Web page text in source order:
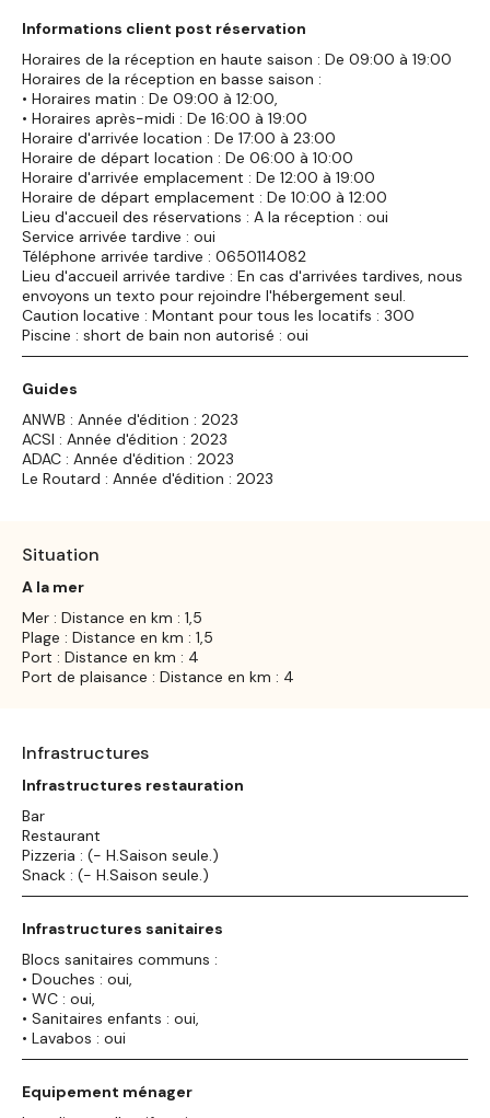
Informations client post réservation
Horaires de la réception en haute saison : De 09:00 à 19:00
Horaires de la réception en basse saison :
• Horaires matin : De 09:00 à 12:00,
• Horaires après-midi : De 16:00 à 19:00
Horaire d'arrivée location : De 17:00 à 23:00
Horaire de départ location : De 06:00 à 10:00
Horaire d'arrivée emplacement : De 12:00 à 19:00
Horaire de départ emplacement : De 10:00 à 12:00
Lieu d'accueil des réservations : A la réception : oui
Service arrivée tardive : oui
Téléphone arrivée tardive : 0650114082
Lieu d'accueil arrivée tardive : En cas d'arrivées tardives, nous
envoyons un texto pour rejoindre l'hébergement seul.
Caution locative : Montant pour tous les locatifs : 300
Piscine : short de bain non autorisé : oui
Guides
ANWB : Année d'édition : 2023
ACSI : Année d'édition : 2023
ADAC : Année d'édition : 2023
Le Routard : Année d'édition : 2023
Situation
A la mer
Mer : Distance en km : 1,5
Plage : Distance en km : 1,5
Port : Distance en km : 4
Port de plaisance : Distance en km : 4
Infrastructures
Infrastructures restauration
Bar
Restaurant
Pizzeria : (- H.Saison seule.)
Snack : (- H.Saison seule.)
Infrastructures sanitaires
Blocs sanitaires communs :
• Douches : oui,
• WC : oui,
• Sanitaires enfants : oui,
• Lavabos : oui
Equipement ménager